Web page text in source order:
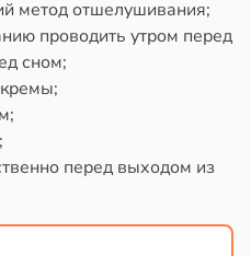
метод отшелушивания;
проводить утром перед
сном;
перед выходом из